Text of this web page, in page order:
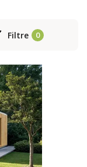
Filtre